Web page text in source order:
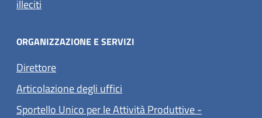
illeciti
ORGANIZZAZIONE E SERVIZI
Direttore
Articolazione degli uffici
Sportello Unico per le Attività Produttive -